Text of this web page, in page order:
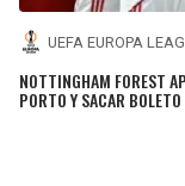
UEFA EUROPA
NOTTINGHAM FOREST
PORTO Y SACAR